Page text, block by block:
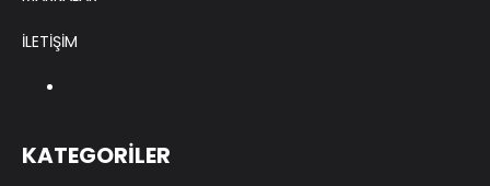
İLETİŞİM
KATEGORİLER